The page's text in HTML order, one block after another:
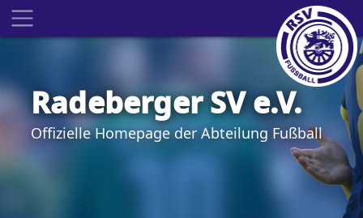
Radeberger SV e.V.
Offizielle Homepage der Abteilung Fußball